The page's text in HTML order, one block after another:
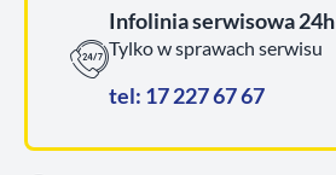
Infolinia serwisowa 24h
Tylko w sprawach serwisu
tel: 17 227 67 67